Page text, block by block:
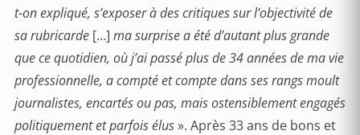
t-on expliqué, s’exposer à des critiques sur l’objectivité de
sa rubricarde […] ma surprise a étéd’autant plus grande
que ce quotidien, oùj’ai passé plus de 34 années de ma vie
professionnelle, a compté et compte dans ses rangs moult
journalistes, encartés ou pas, mais ostensiblement engagés
politiquement et parfois élus». Après 33 ans de bons et